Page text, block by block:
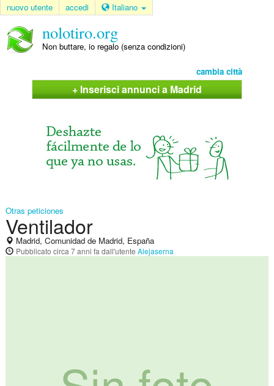
nuovo utente accedi Italiano
nolotiro.org
Non buttare, io regalo (senza condizioni)
cambia città
+ Inserisci annunci a Madrid
Otras peticiones
Ventilador
Madrid, Comunidad de Madrid, España
Pubblicato circa 7 anni fa dall'utente Alejaserna